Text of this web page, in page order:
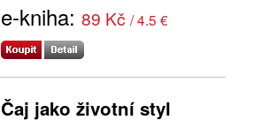
e-kniha: 89 Kč / 4.5 €
Čaj jako životní styl